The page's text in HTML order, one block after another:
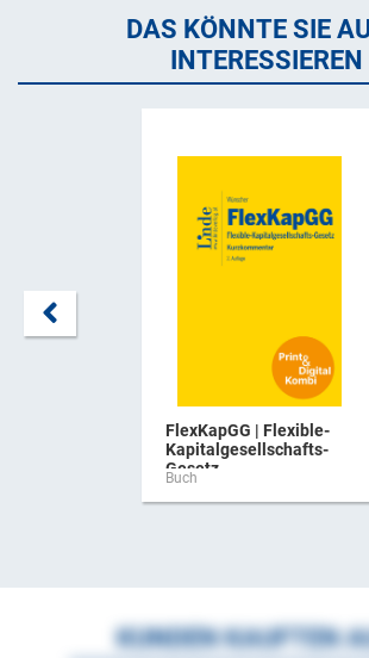
DAS KÖNNTE SIE
INTERESSIEREN
FlexKapGG | Flexible-
Kapitalgesellschafts-
Gesetz ...
Buch
KUNDEN KAUFTEN